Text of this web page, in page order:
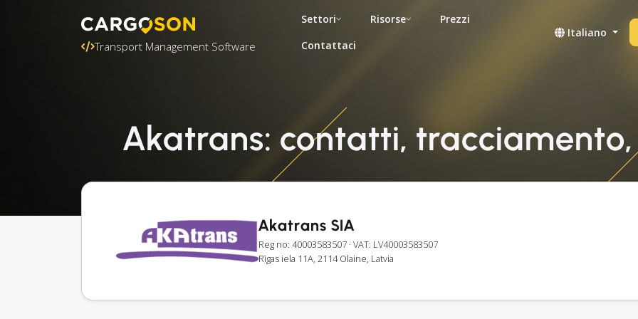
Transport Management Software
Settori Risorse
Prezzi
Contattaci
Italiano
Akatrans: contatti,
Akatrans SIA
Reg no: 40003583507 · VAT: LV40003583507
Rīgas iela 11A, 2114 Olaine, Latvia